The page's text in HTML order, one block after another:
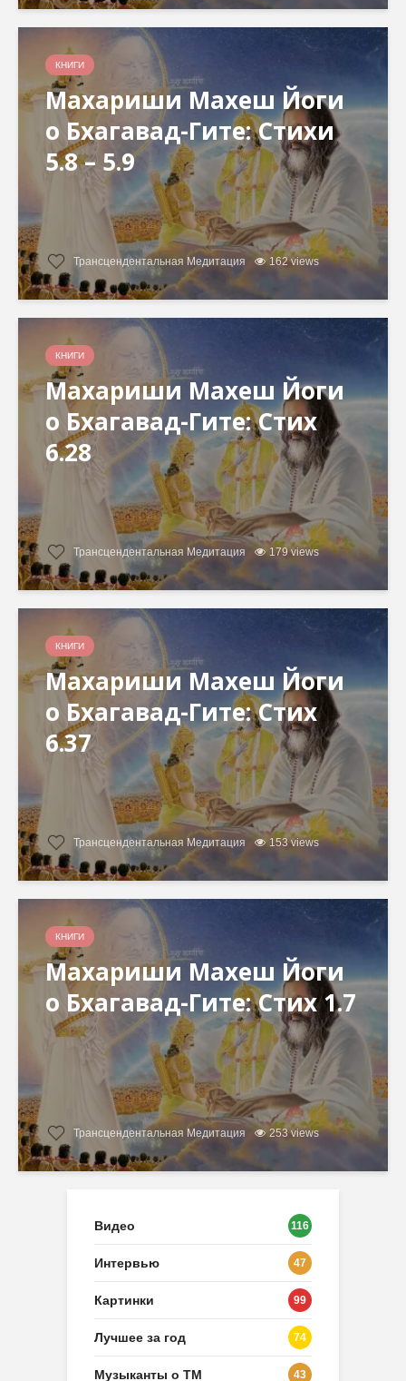
КНИГИ
Махариши Махеш Йоги
о Бхагавад-Гите: Стихи
5.8 – 5.9
Трансцендентальная Медитация 162 views
КНИГИ
Махариши Махеш Йоги
о Бхагавад-Гите: Стих
6.28
Трансцендентальная Медитация 179 views
КНИГИ
Махариши Махеш Йоги
о Бхагавад-Гите: Стих
6.37
Трансцендентальная Медитация 153 views
КНИГИ
Махариши Махеш Йоги
о Бхагавад-Гите: Стих 1.7
Трансцендентальная Медитация 253 views
Видео 116
Интервью 47
Картинки 99
Лучшее за год 74
Музыканты о ТМ 43